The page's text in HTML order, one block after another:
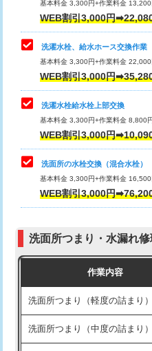
排水管工事（土の掘削・埋め
業）
排水管工事（排水管工事/3ｍ
排水管工事（追加 排水管工事
え）
マス交換（土の掘削・埋め戻
マス交換（深さ50㎝未満）
マス交換（深さ50㎝以上）
モルタル補修（厚さ10㎝まで）
モルタル補修（厚さ10㎝超え）
洗面台設置
止水・漏水調査・防水処理・
理・調整・分解・加工など（
キッチンタンク脱着
その他部品の脱着
交換・取付（タンク）
交換・取付(単水栓（壁付・デ
式）)
交換・取付(混合水栓（壁付・
式・ワンホール）)
（P/S/ポップアップ））
交換・取付（その他部品）
持込商品取付（単水栓）
持込商品取付（混合水栓）
持込商品取付（浄水器・分岐
基本料金 3,300円+作業料金
WEB割引3,000円
洗濯水栓、給水ホース交換作業
基本料金 3,300円+作業料金
WEB割引3,000円
洗濯水栓給水栓上部交換
基本料金 3,300円+作業料金 8,800
WEB割引3,000円
洗面所の水栓交換（混合水栓）
基本料金 3,300円+作業料金
WEB割引3,000円
洗面所つまり・水漏れ
作業内容
洗面所つまり（軽度の詰まり）
洗面所つまり（中度の詰まり）